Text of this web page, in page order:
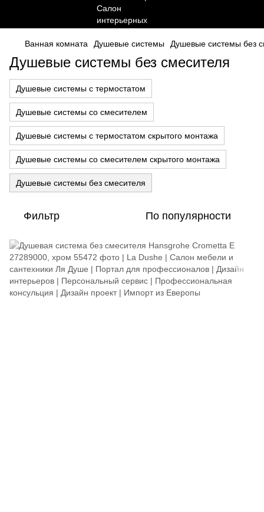
Ванная комната Душевые системы Душевые системы без
Душевые системы без смесителя
Душевые системы с термостатом
Душевые системы со смесителем
Душевые системы с термостатом скрытого монтажа
Душевые системы со смесителем скрытого монтажа
Душевые системы без смесителя
Фильтр По популярности